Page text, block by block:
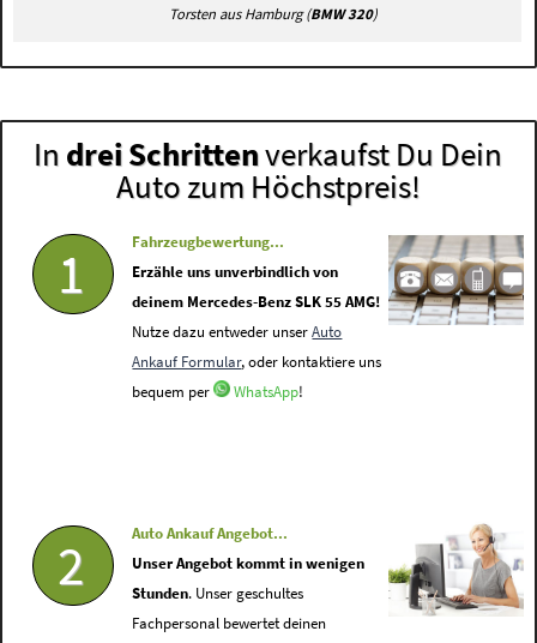
Torsten aus Hamburg (BMW 320)
In drei Schrittenverkaufst Du Dein
Auto zum Höchstpreis!
1
Fahrzeugbewertung...
Erzähle uns unverbindlich von
deinem Mercedes-Benz SLK 55 AMG!
Nutze dazu entweder unserAuto
Ankauf Formular, oder kontaktiere uns
bequem per
WhatsApp!
2
Auto Ankauf Angebot...
Unser Angebot kommt in wenigen
Stunden. Unser geschultes
Fachpersonal bewertet deinen